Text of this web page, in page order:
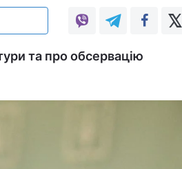
та про обсервацію